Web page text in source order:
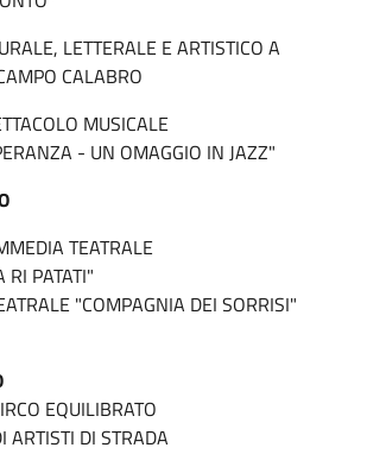
LETTERALE E ARTISTICO A
CALABRO
MUSICALE
- UN OMAGGIO IN JAZZ"
TEATRALE
RI PATATI"
"COMPAGNIA DEI SORRISI"
EQUILIBRATO
ARTISTI DI STRADA